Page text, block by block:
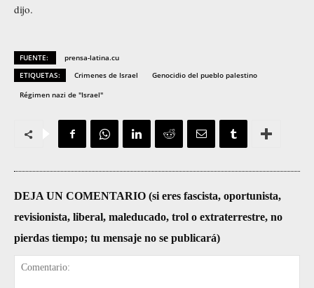
dijo.
FUENTE:
prensa-latina.cu
ETIQUETAS:
Crimenes de Israel
Genocidio del pueblo palestino
Régimen nazi de "Israel"
DEJA UN COMENTARIO (si eres fascista, oportunista,
revisionista, liberal, maleducado, trol o extraterrestre, no
pierdas tiempo; tu mensaje no se publicará)